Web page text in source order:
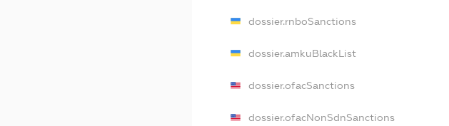
dossier.rnboSanctions
dossier.amkuBlackList
dossier.ofacSanctions
dossier.ofacNonSdnSanctions